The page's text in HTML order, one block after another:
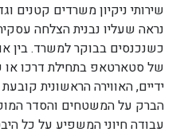
שירותי ניקיון משרדים קטנים
נראה שעליו נבנית הצלחה
כשנכנסים בבוקר למשרד. בין
של סטארטאפ בתחילת דרכו או
ידיים, האווירה הראשונית
הברק על המשטחים והסדר
עבודה חיוני המשפיע על כל